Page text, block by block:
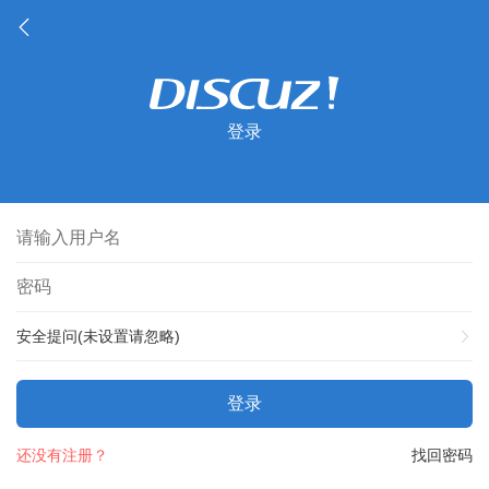
登录
安全提问(未设置请忽略)
登录
找回密码
还没有注册？